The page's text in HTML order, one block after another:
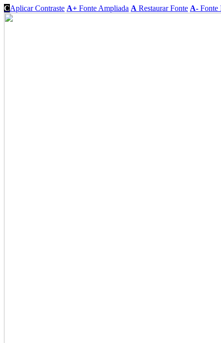
CAplicar Contraste A+ Fonte Ampliada A Restaurar Fonte A- Fonte